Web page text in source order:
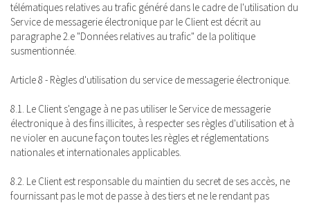
télématiques relatives au trafic généré dans le cadre de l'utilisation du
Service de messagerie électronique par le Client est décrit au
paragraphe 2.e "Données relatives au trafic" de la politique
susmentionnée.
Article 8 - Règles d'utilisation du service de messagerie électronique.
8.1. Le Client s'engage à ne pas utiliser le Service de messagerie
électronique à des fins illicites, à respecter ses règles d'utilisation et à
ne violer en aucune façon toutes les règles et réglementations
nationales et internationales applicables.
8.2. Le Client est responsable du maintien du secret de ses accès, ne
fournissant pas le mot de passe à des tiers et ne le rendant pas